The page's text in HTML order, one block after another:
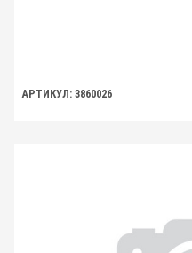
АРТИКУЛ: 3860026